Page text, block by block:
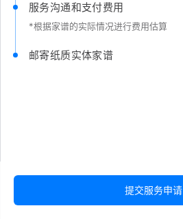
服务沟通和支付费用
*根据家谱的实际情况进行费用估算
邮寄纸质实体家谱
提交服务申请